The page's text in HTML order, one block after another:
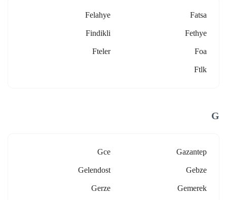
Fatsa
Felahye
Fethye
Findikli
Foa
Fteler
Ftlk
G
Gazantep
Gce
Gebze
Gelendost
Gemerek
Gerze